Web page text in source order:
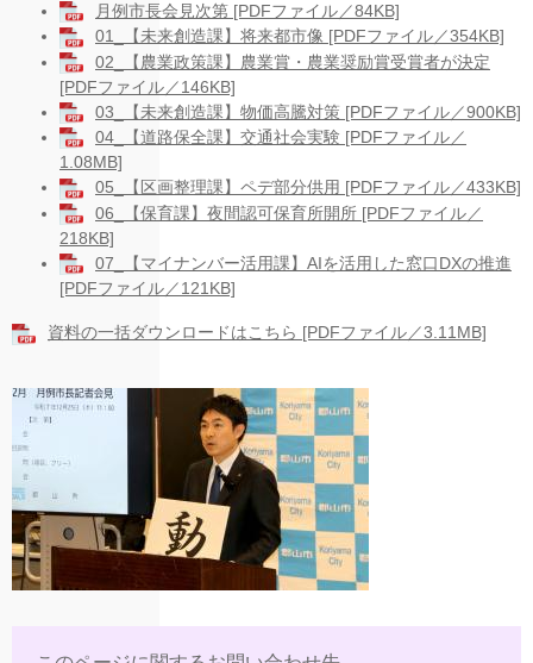
月例市長会見次第 [PDFファイル／84KB]
01_【未来創造課】将来都市像 [PDFファイル／354KB]
02_【農業政策課】農業賞・農業奨励賞受賞者が決定
[PDFファイル／146KB]
03_【未来創造課】物価高騰対策 [PDFファイル／900KB]
04_【道路保全課】交通社会実験 [PDFファイル／
1.08MB]
05_【区画整理課】ペデ部分供用 [PDFファイル／433KB]
06_【保育課】夜間認可保育所開所 [PDFファイル／
218KB]
07_【マイナンバー活用課】AIを活用した窓口DXの推進
[PDFファイル／121KB]
資料の一括ダウンロードはこちら [PDFファイル／3.11MB]